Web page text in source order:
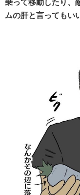
ムの肝と言ってもい